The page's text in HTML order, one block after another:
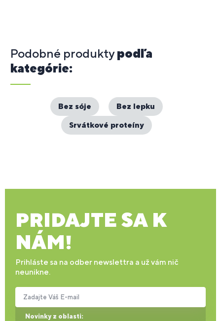
Podobné produktypodľa
kategórie:
Bez sóje
Bez lepku
Srvátkové proteíny
PRIDAJTE SA K
NÁM!
Prihláste sa na odber newslettra a už vám nič
neunikne.
Novinky z oblasti:
Zadajte Váš E-mail